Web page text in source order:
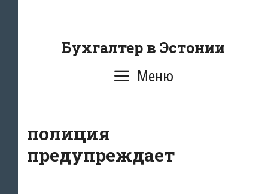
содержаниюБухгалтер в Эстонии
Меню
полиция
предупреждает